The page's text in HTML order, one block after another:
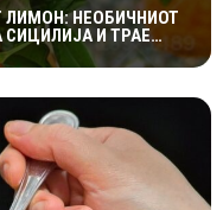
ЛИМОН: НЕОБИЧНИОТ
И ТРАЕ